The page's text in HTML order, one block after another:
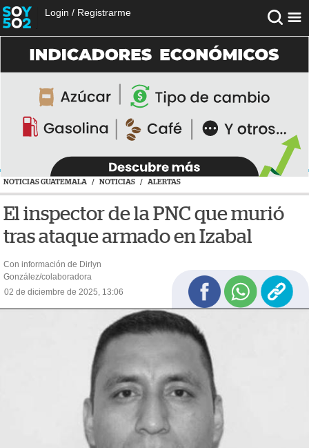
Login / Registrarme
NOTICIAS GUATEMALA / NOTICIAS / ALERTAS
El inspector de la PNC que murió
tras ataque armado en Izabal
Con información de Dirlyn
González/colaboradora
02 de diciembre de 2025, 13:06